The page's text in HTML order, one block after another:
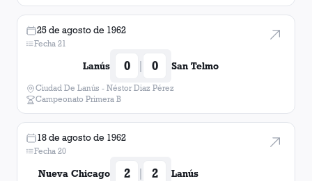
25 de agosto de 1962
Fecha 21
Lanús 0 | 0 San Telmo
Ciudad De Lanús - Néstor Diaz Pérez
Campeonato Primera B
18 de agosto de 1962
Fecha 20
Nueva Chicago 2 | 2 Lanús